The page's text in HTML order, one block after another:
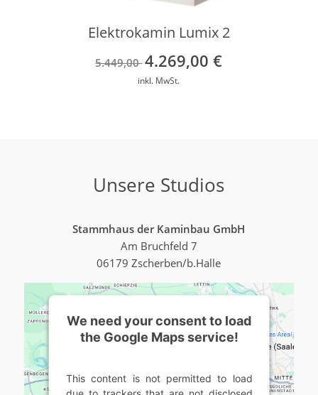
Elektrokamin Lumix 2
5.449,00 Ursprünglicher
Preis
4.269,00€Aktueller
inkl. MwSt.
Unsere Studios
Stammhaus der Kaminbau GmbH
Am Bruchfeld 7
06179 Zscherben/b.Halle
We need your consent to load
the Google Maps service!
This content is not permitted to load